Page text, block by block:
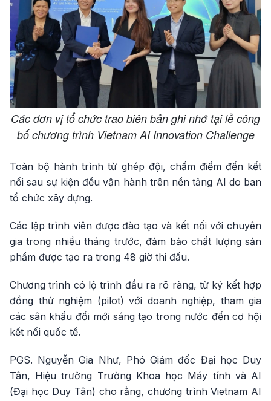
Các đơn vị tổ chức trao biên bản ghi nhớ tại lễ công
bố chương trình Vietnam AI Innovation Challenge
Toàn bộ hành trình từ ghép đội, chấm điểm đến kết
nối sau sự kiện đều vận hành trên nền tảng AI do ban
tổ chức xây dựng.
Các lập trình viên được đào tạo và kết nối với chuyên
gia trong nhiều tháng trước, đảm bảo chất lượng sản
phẩm được tạo ra trong 48 giờ thi đấu.
Chương trình có lộ trình đầu ra rõ ràng, từ ký kết hợp
đồng thử nghiệm (pilot) với doanh nghiệp, tham gia
các sân khấu đổi mới sáng tạo trong nước đến cơ hội
kết nối quốc tế.
PGS. Nguyễn Gia Như, Phó Giám đốc Đại học Duy
Tân, Hiệu trưởng Trường Khoa học Máy tính và AI
(Đại học Duy Tân) cho rằng, chương trình Vietnam AI